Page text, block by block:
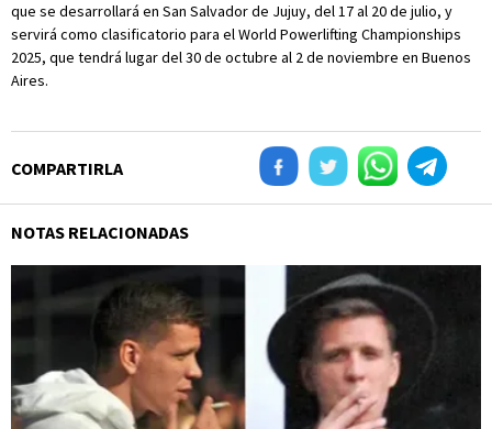
que se desarrollará en San Salvador de Jujuy, del 17 al 20 de julio, y
servirá como clasificatorio para el World Powerlifting Championships
2025, que tendrá lugar del 30 de octubre al 2 de noviembre en Buenos
Aires.
COMPARTIRLA
NOTAS RELACIONADAS